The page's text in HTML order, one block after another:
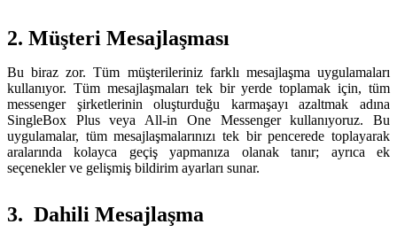
2. Müşteri Mesajlaşması
Bu biraz zor. Tüm müşterileriniz farklı mesajlaşma uygulamaları
kullanıyor. Tüm mesajlaşmaları tek bir yerde toplamak için, tüm
messenger şirketlerinin oluşturduğu karmaşayı azaltmak adına
SingleBox Plus veya All-in One Messenger kullanıyoruz. Bu
uygulamalar, tüm mesajlaşmalarınızı tek bir pencerede toplayarak
aralarında kolayca geçiş yapmanıza olanak tanır; ayrıca ek
seçenekler ve gelişmiş bildirim ayarları sunar.
3. Dahili Mesajlaşma